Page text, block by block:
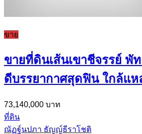
ขาย
ขายที่ดินเส้นเขาชีจรรย์ พั
ดีบรรยากาศสุดฟิน ใกล้แห
73,140,000 บาท
ที่ดิน
ณัฏฐ์นปภา ธัญญ์ธีราโชติ